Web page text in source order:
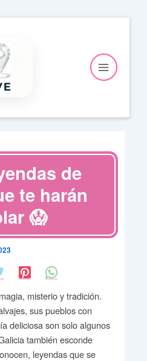
de
te harán
😱
misterio y tradición.
sus pueblos con
deliciosa son solo algunos
también esconde
leyendas que se